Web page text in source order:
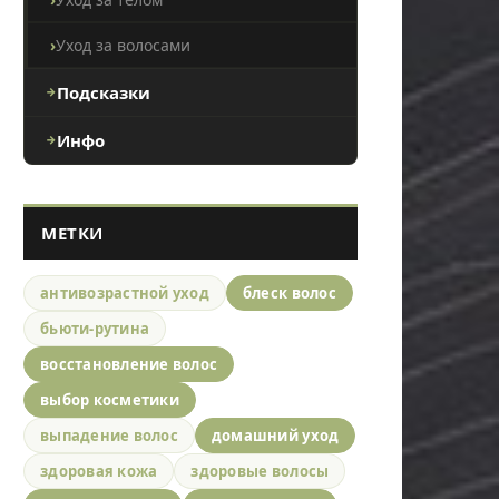
Уход за волосами
Подсказки
Инфо
МЕТКИ
антивозрастной уход
блеск волос
бьюти-рутина
восстановление волос
выбор косметики
выпадение волос
домашний уход
здоровая кожа
здоровые волосы